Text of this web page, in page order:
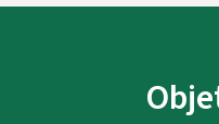
Target